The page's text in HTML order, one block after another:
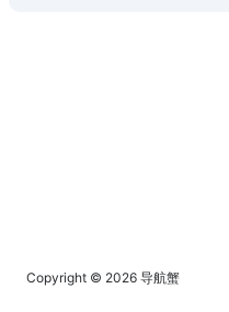
Copyright © 2026 导航蟹